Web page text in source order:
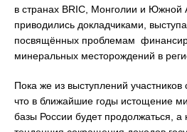
в странах BRIC, Монголии и Южной
приводились докладчиками,
посвящённых проблемам
минеральных месторождений в
Пока же из выступлений участников
что в ближайшие годы истощение
базы России будет продолжаться, а